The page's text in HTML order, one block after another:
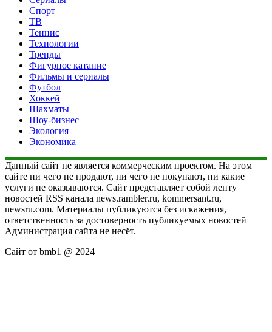
Спорт
ТВ
Теннис
Технологии
Тренды
Фигурное катание
Фильмы и сериалы
Футбол
Хоккей
Шахматы
Шоу-бизнес
Экология
Экономика
Данный сайт не является коммерческим проектом. На этом
сайте ни чего не продают, ни чего не покупают, ни какие
услуги не оказываются. Сайт представляет собой ленту
новостей RSS канала news.rambler.ru, kommersant.ru,
newsru.com. Материалы публикуются без искажения,
ответственность за достоверность публикуемых новостей
Администрация сайта не несёт.
Сайт от bmb1 @ 2024